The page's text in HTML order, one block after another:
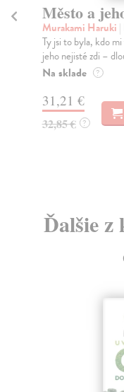
Město a
Murakami Haruki |
Ty jsi to byla, kdo
jeho nejisté zdi –
Na sklade ?
31,21 €
32,85 € ?
Ďalšie z